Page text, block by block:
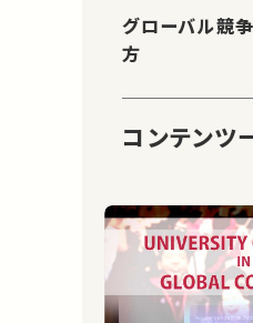
グローバル競
方
コンテンツ